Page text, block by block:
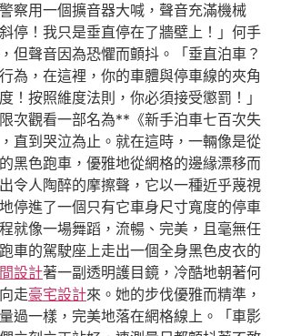
察用一個擴音器大喊，聲音充滿機械
停！我只是垂直停在了牆壁上！」何手
但聲音因為恐懼而顫抖。「垂直泊車？
為，在這裡，你的車體與停車線的夾角
按照維度法則，你必須接受懲罰！」
次觀看一部名為**《新手泊車七百次失
直到哭泣為止。就在這時，一輛像是從
黑色跑車，優雅地從網格的邊緣漂移而
令人陶醉的摩擦聲，它以一種近乎蔑視
停進了一個只有它車身尺寸寬度的停車
就像一場舞蹈，流暢、完美，且毫無任
車的駕駛座上走出一個全身黑色皮衣的
設計著一副透明護目鏡，冷酷地朝著何
走豪宅設計來。她的步伐優雅而精準，
過一樣，完美地落在網格線上。「車影